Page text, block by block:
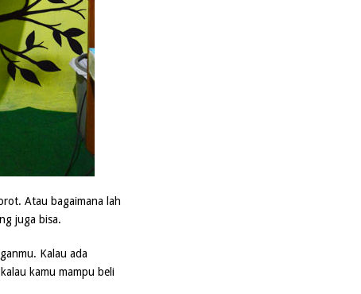
Atau bagaimana lah
juga bisa.
Kalau ada
kamu mampu beli